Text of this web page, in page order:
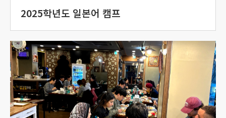
2025학년도 일본어 캠프